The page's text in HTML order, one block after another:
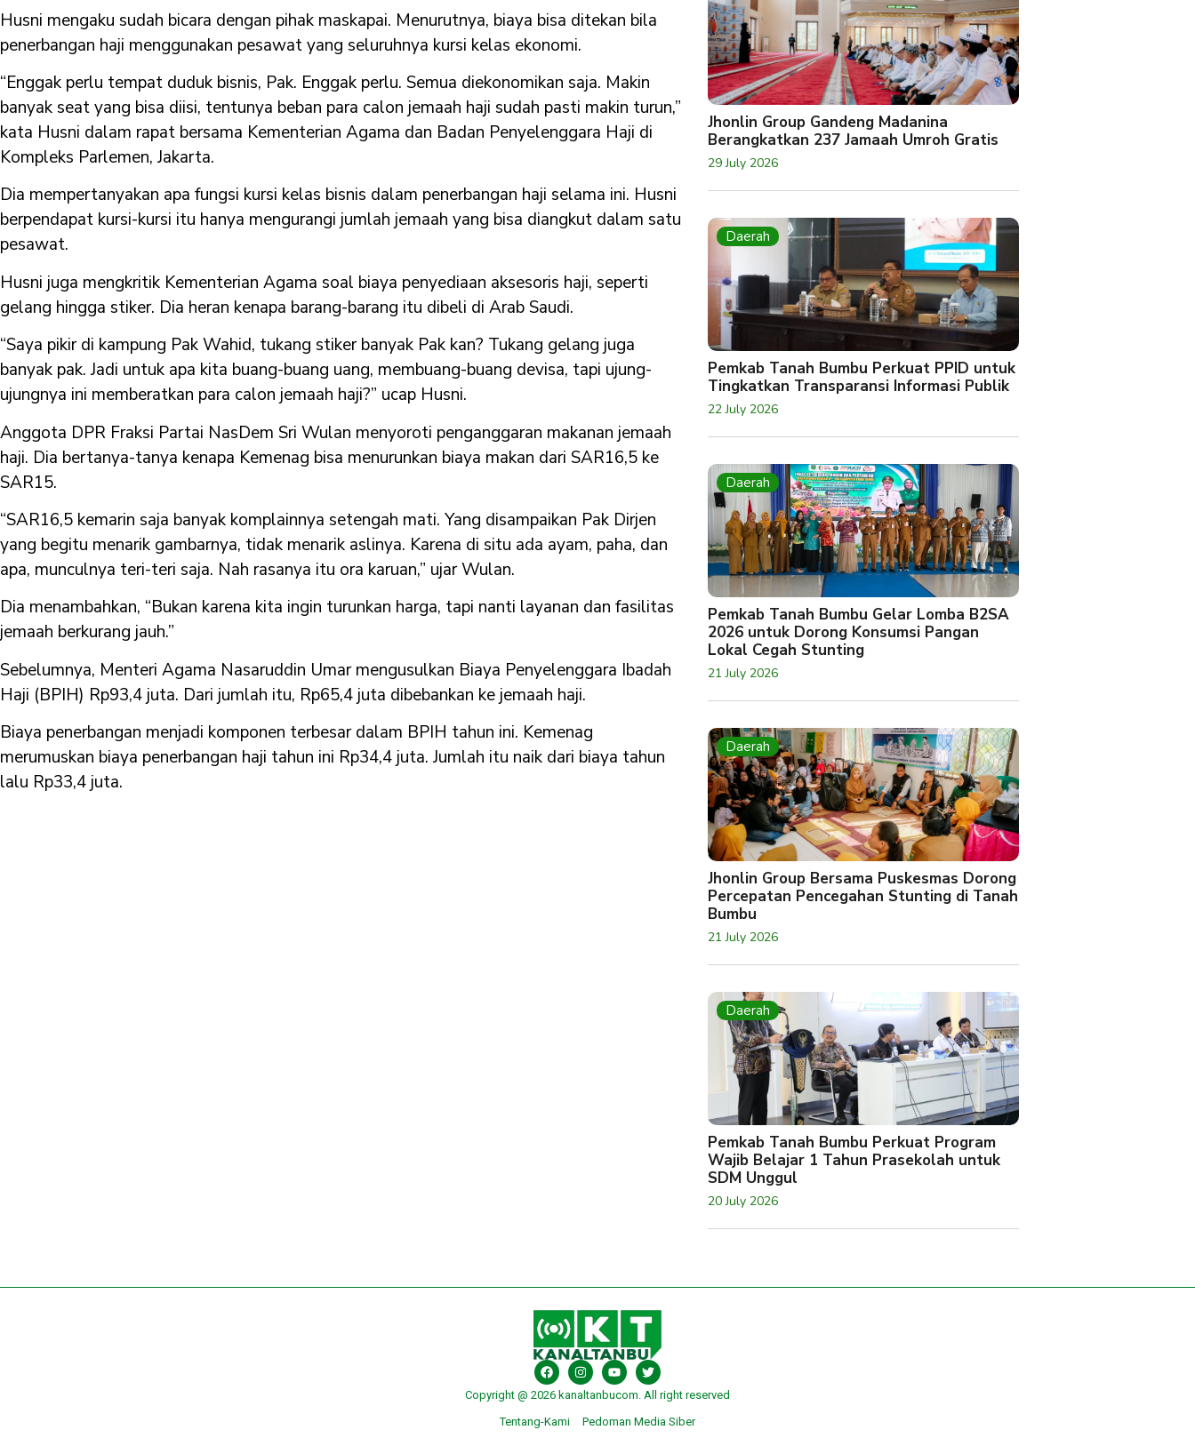
Husni mengaku sudah bicara dengan pihak maskapai. Menurutnya, biaya bisa ditekan bila
penerbangan haji menggunakan pesawat yang seluruhnya kursi kelas ekonomi.
“Enggak perlu tempat duduk bisnis, Pak. Enggak perlu. Semua diekonomikan saja. Makin
banyak seat yang bisa diisi, tentunya beban para calon jemaah haji sudah pasti makin turun,”
kata Husni dalam rapat bersama Kementerian Agama dan Badan Penyelenggara Haji di
Kompleks Parlemen, Jakarta.
Dia mempertanyakan apa fungsi kursi kelas bisnis dalam penerbangan haji selama ini. Husni
berpendapat kursi-kursi itu hanya mengurangi jumlah jemaah yang bisa diangkut dalam satu
pesawat.
Husni juga mengkritik Kementerian Agama soal biaya penyediaan aksesoris haji, seperti
gelang hingga stiker. Dia heran kenapa barang-barang itu dibeli di Arab Saudi.
“Saya pikir di kampung Pak Wahid, tukang stiker banyak Pak kan? Tukang gelang juga
banyak pak. Jadi untuk apa kita buang-buang uang, membuang-buang devisa, tapi ujung-
ujungnya ini memberatkan para calon jemaah haji?” ucap Husni.
Anggota DPR Fraksi Partai NasDem Sri Wulan menyoroti penganggaran makanan jemaah
haji. Dia bertanya-tanya kenapa Kemenag bisa menurunkan biaya makan dari SAR16,5 ke
SAR15.
“SAR16,5 kemarin saja banyak komplainnya setengah mati. Yang disampaikan Pak Dirjen
yang begitu menarik gambarnya, tidak menarik aslinya. Karena di situ ada ayam, paha, dan
apa, munculnya teri-teri saja. Nah rasanya itu ora karuan,” ujar Wulan.
Dia menambahkan, “Bukan karena kita ingin turunkan harga, tapi nanti layanan dan fasilitas
jemaah berkurang jauh.”
Sebelumnya, Menteri Agama Nasaruddin Umar mengusulkan Biaya Penyelenggara Ibadah
Haji (BPIH) Rp93,4 juta. Dari jumlah itu, Rp65,4 juta dibebankan ke jemaah haji.
Biaya penerbangan menjadi komponen terbesar dalam BPIH tahun ini. Kemenag
merumuskan biaya penerbangan haji tahun ini Rp34,4 juta. Jumlah itu naik dari biaya tahun
lalu Rp33,4 juta.
Jhonlin Group Gandeng Madanina
Berangkatkan 237 Jamaah Umroh Gratis
29 July 2026
Daerah
Pemkab Tanah Bumbu Perkuat PPID untuk
Tingkatkan Transparansi Informasi Publik
22 July 2026
Daerah
Pemkab Tanah Bumbu Gelar Lomba B2SA
2026 untuk Dorong Konsumsi Pangan
Lokal Cegah Stunting
21 July 2026
Daerah
Jhonlin Group Bersama Puskesmas Dorong
Percepatan Pencegahan Stunting di Tanah
Bumbu
21 July 2026
Daerah
Pemkab Tanah Bumbu Perkuat Program
Wajib Belajar 1 Tahun Prasekolah untuk
SDM Unggul
20 July 2026
Copyright @ 2026 kanaltanbucom. All right reserved
Tentang-Kami
Pedoman Media Siber